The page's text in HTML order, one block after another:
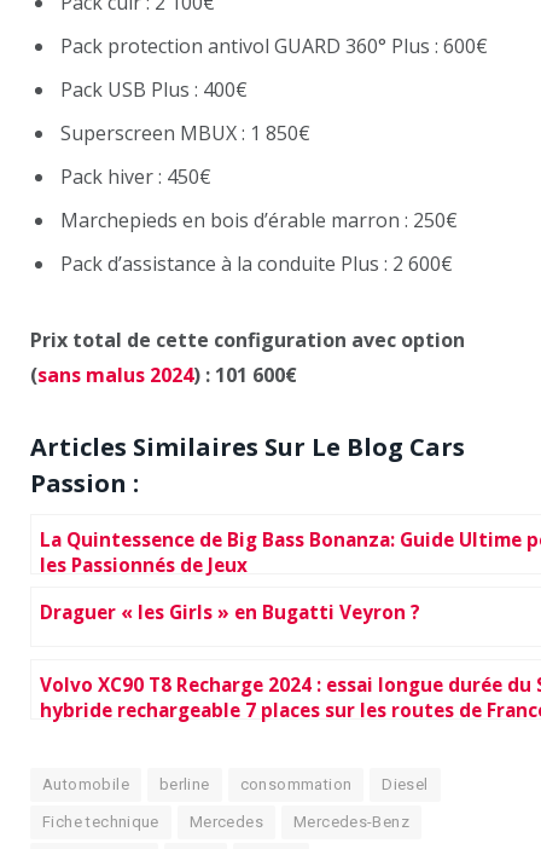
Pack protection antivol GUARD 360° Plus : 600€
Pack USB Plus : 400€
Superscreen MBUX : 1 850€
Pack hiver : 450€
Marchepieds en bois d’érable marron : 250€
Pack d’assistance à la conduite Plus : 2 600€
Prix total de cette configuration avec option
(sans malus 2024) : 101 600€
Articles Similaires Sur Le Blog Cars
Passion :
La Quintessence de Big Bass Bonanza: Guide Ultime
les Passionnés de Jeux
Draguer « les Girls » en Bugatti Veyron ?
Volvo XC90 T8 Recharge 2024 : essai longue durée du
hybride rechargeable 7 places sur les routes de
Automobile berline consommation Diesel
Fiche technique Mercedes Mercedes-Benz